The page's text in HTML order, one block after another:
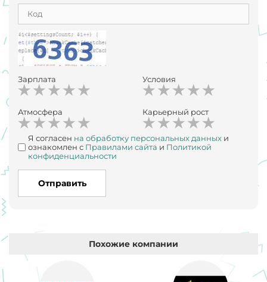
Зарплата Условия
Атмосфера Карьерный рост
Я согласен на обработку персональных данных и
ознакомлен с Правилами сайта и Политикой
конфиденциальности
Отправить
Похожие компании